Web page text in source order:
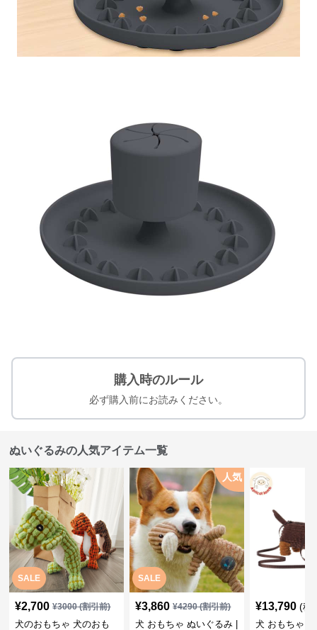
購入時のルール
必ず購入前にお読みください。
ぬいぐるみの人気アイテム一覧
SALE
¥2,700 ¥3000(割引前)
犬のおもちゃ 犬のおも
SALE
人気
¥3,860 ¥4290(割引前)
犬 おもちゃ ぬいぐるみ |
¥13,790 (税
犬 おもちゃ